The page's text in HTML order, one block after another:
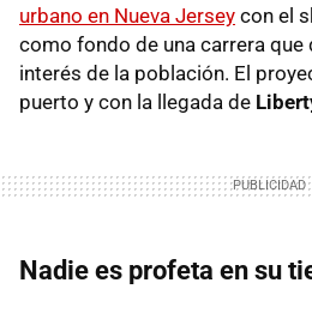
urbano en Nueva Jersey con el
como fondo de una carrera que
interés de la población. El
puerto y con la llegada de
Nadie es profeta en su